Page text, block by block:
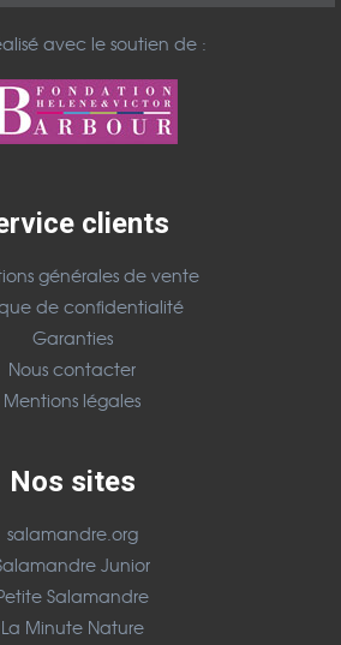
avec le soutien de :
clients
générales de vente
de confidentialité
Garanties
Nous contacter
Mentions légales
Nos sites
salamandre.org
Junior
Salamandre
La Minute Nature